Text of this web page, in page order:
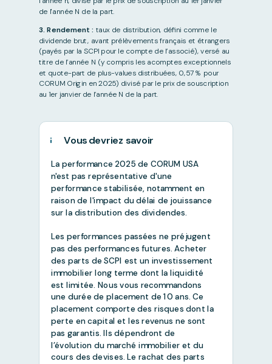
Vous devriez savoir
La performance 2025 de CORUM USA
n'est pas représentative d'une
performance stabilisée, notamment en
raison de l'impact du délai de jouissance
sur la distribution des dividendes.
Les performances passées ne préjugent
pas des performances futures. Acheter
des parts de SCPI est un investissement
immobilier long terme dont la liquidité
est limitée. Nous vous recommandons
une durée de placement de 10 ans. Ce
placement comporte des risques dont la
perte en capital et les revenus ne sont
pas garantis. Ils dépendront de
l’évolution du marché immobilier et du
cours des devises. Le rachat des parts
de l'année N de la part.
3. Rendement : taux de distribution, défini comme le
dividende brut, avant prélèvements français et étrangers
(payés par la SCPI pour le compte de l’associé), versé au
titre de l’année N (y compris les acomptes exceptionnels
et quote-part de plus-values distribuées, 0,57 % pour
CORUM Origin en 2025) divisé par le prix de souscription
au 1er janvier de l’année N de la part.